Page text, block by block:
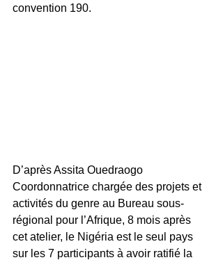
convention 190.
D’après Assita Ouedraogo
Coordonnatrice chargée des projets et
activités du genre au Bureau sous-
régional pour l’Afrique, 8 mois après
cet atelier, le Nigéria est le seul pays
sur les 7 participants à avoir ratifié la